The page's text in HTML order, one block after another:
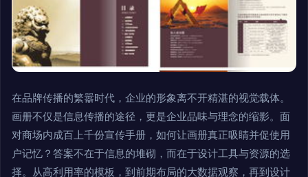
在品牌传播的繁嚣时代，企业的形象离不开精湛的视觉载体。
画册不仅是信息传播的途径，更是企业品味与理念的缩影。面
对商场内成百上千份宣传手册，如何让画册真正吸睛并促使用
户记忆？答案不在于信息的堆砌，而在于设计工具与资源的选
择。从高利用率的模板，到前期布局的大数据观察，再到设计